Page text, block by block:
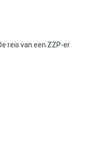
reis van een ZZP-er